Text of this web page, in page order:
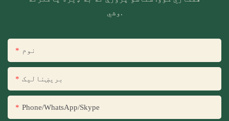
وشي.
نوم
بریښنالیک
Phone/WhatsApp/Skype